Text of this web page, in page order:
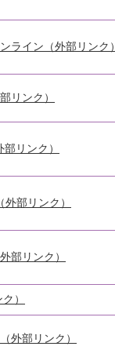
ライン（外部リンク）
リンク）
リンク）
部リンク）
部リンク）
）
外部リンク）